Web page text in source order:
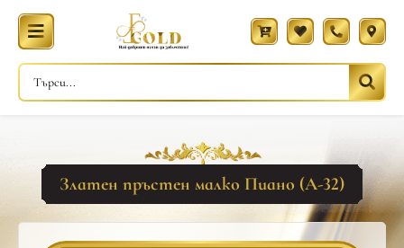
Златен пръстен малко Пиано (A-32)